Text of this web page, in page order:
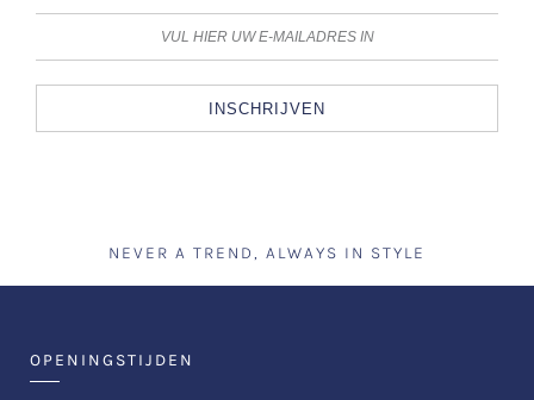
INSCHRIJVEN
NEVER A TREND, ALWAYS IN STYLE
OPENINGSTIJDEN